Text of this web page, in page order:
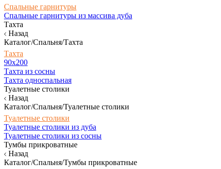
Спальные гарнитуры
Спальные гарнитуры из массива дуба
Тахта
Назад
Каталог/Спальня/Тахта
Тахта
90х200
Тахта из сосны
Тахта односпальная
Туалетные столики
Назад
Каталог/Спальня/Туалетные столики
Туалетные столики
Туалетные столики из дуба
Туалетные столики из сосны
Тумбы прикроватные
Назад
Каталог/Спальня/Тумбы прикроватные